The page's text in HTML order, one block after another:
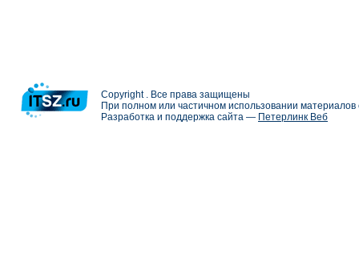
Copyright . Все права защищены
При полном или частичном использовании
Разработка и поддержка сайта — Петерлинк Веб